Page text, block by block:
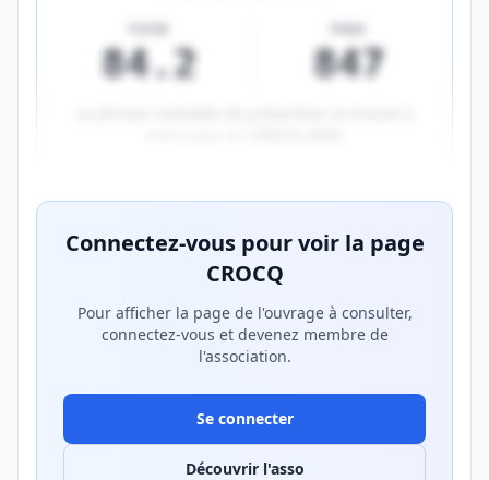
84.2 847
Connectez-vous pour voir la page
CROCQ
Pour afficher la page de l'ouvrage à consulter,
connectez-vous et devenez membre de
l'association.
Se connecter
Découvrir l'asso